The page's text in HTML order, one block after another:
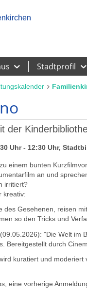
Stadtprofil
der
Uhr - 12:30 Uhr,
einem bunten
an und
irritiert?
kreativ:
des Gesehenen, reisen
so den Tricks und
"Die Welt im
Bereitgestellt durch
kuratiert und
eine vorherige